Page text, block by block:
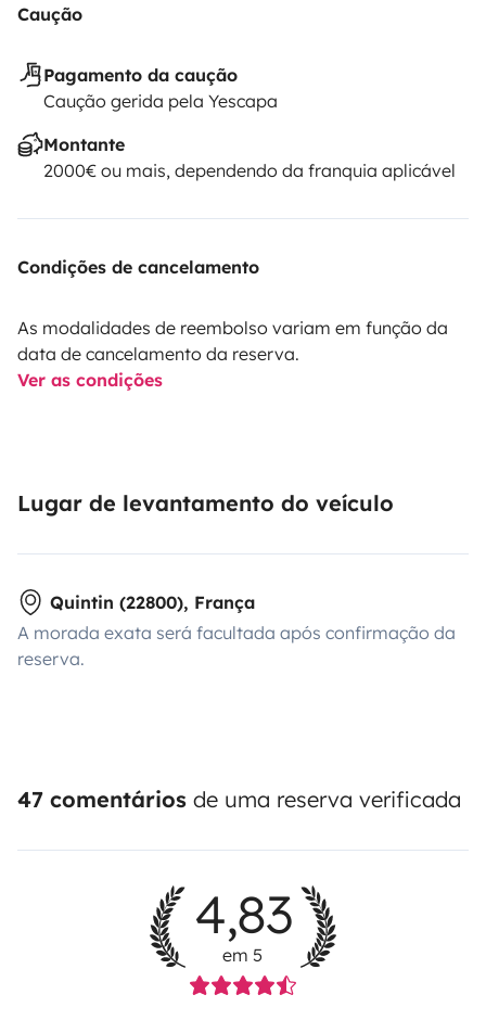
Caução
Pagamento da caução
Caução gerida pela Yescapa
Montante
2000€ ou mais, dependendo da franquia aplicável
Condições de cancelamento
As modalidades de reembolso variam em função da
data de cancelamento da reserva.
Ver as condições
Lugar de levantamento do veículo
Quintin (22800), França
A morada exata será facultada após confirmação da
reserva.
47 comentários de uma reserva verificada
4,83
em 5